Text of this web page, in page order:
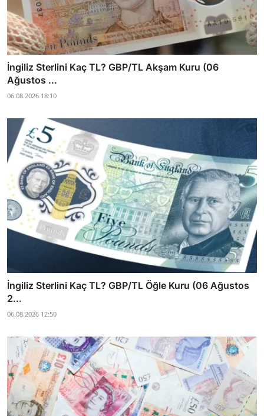
İngiliz Sterlini Kaç TL? GBP/TL Akşam Kuru (06
Ağustos ...
06.08.2026 18:10
İngiliz Sterlini Kaç TL? GBP/TL Öğle Kuru (06 Ağustos
2...
06.08.2026 12:50